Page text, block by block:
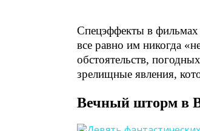
Спецэффекты в
все равно им никогда
обстоятельств,
зрелищные явления,
Вечный шторм в